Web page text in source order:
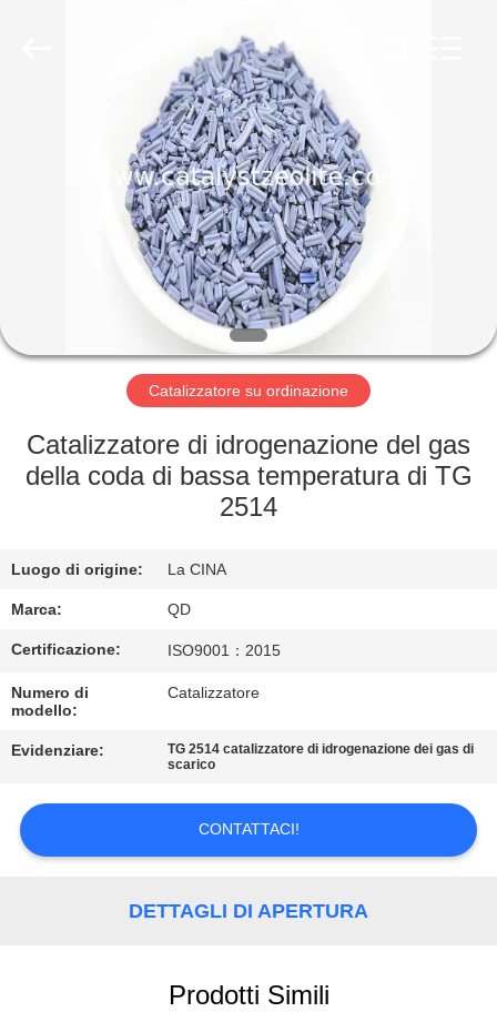
PRODOTTI
GIRO
FABBRICA
QUALITÀ
CONTATTICI
NOTIZIE
MAPPA
Catalizzatore su ordinazione
Catalizzatore di idrogenazione del gas
della coda di bassa temperatura di TG
2514
Luogo di origine: La CINA
Marca: QD
Certificazione: ISO9001：2015
Numero di
modello:
Catalizzatore
Evidenziare:
TG 2514 catalizzatore di idrogenazione dei gas di
scarico
CONTATTACI!
DETTAGLI DI APERTURA
Prodotti Simili